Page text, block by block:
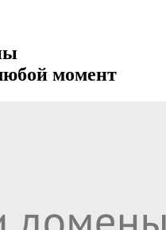
момент